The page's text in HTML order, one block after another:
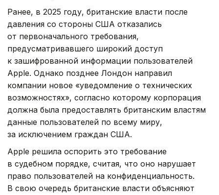
Ранее, в 2025 году, британские власти после
давления со стороны США отказались
от первоначального требования,
предусматривавшего широкий доступ
к зашифрованной информации пользователей
Apple. Однако позднее Лондон направил
компании новое «уведомление о технических
возможностях», согласно которому корпорация
должна была предоставлять британским властям
данные пользователей по всему миру,
за исключением граждан США.
Apple решила оспорить это требование
в судебном порядке, считая, что оно нарушает
право пользователей на конфиденциальность.
В свою очередь британские власти объясняют